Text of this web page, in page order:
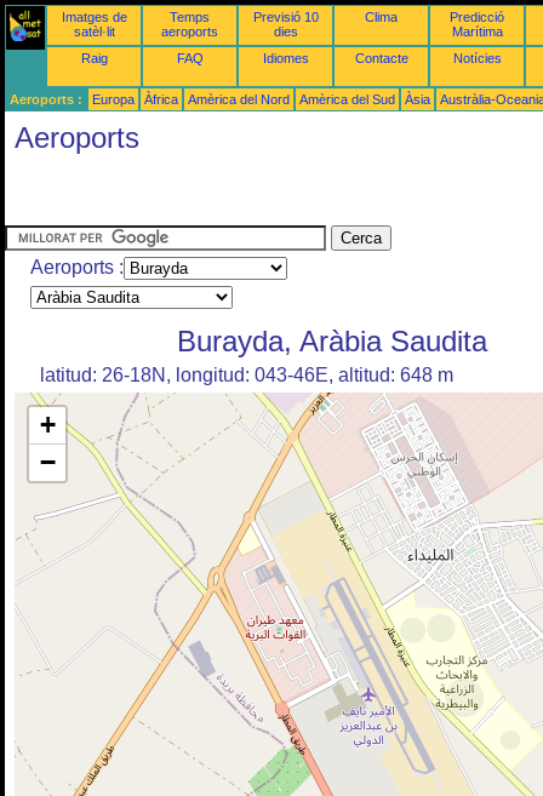
Imatges de
satèl·lit
Temps
aeroports
Previsió 10
dies
Clima
Predicció
Marítima
Raig
FAQ Idiomes Contacte Notícies
Aeroports : Europa Àfrica Amèrica del Nord Amèrica del Sud Àsia Austràlia-
Aeroports
Aeroports :
Burayda, Aràbia Saudita
latitud: 26-18N, longitud: 043-46E, altitud: 648 m
+
−